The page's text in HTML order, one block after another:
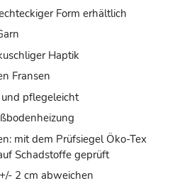
Form erhältlich
Haptik
Fransen
pflegeleicht
mit dem Prüfsiegel Öko-Tex
Schadstoffe geprüft
2 cm abweichen